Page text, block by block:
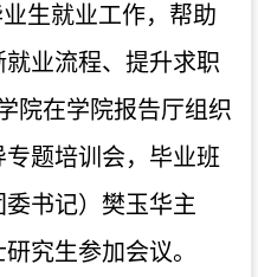
业生就业工作，帮助
业流程、提升求职
院在学院报告厅组织
题培训会， 毕业班
书记）樊玉华主
研究生参加会议。